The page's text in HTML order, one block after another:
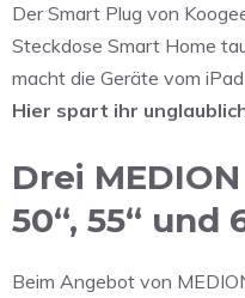
Der Smart Plug von
Steckdose Smart Home
macht die Geräte vom
Hier spart ihr
Drei
50“, 55“ und
Beim Angebot von